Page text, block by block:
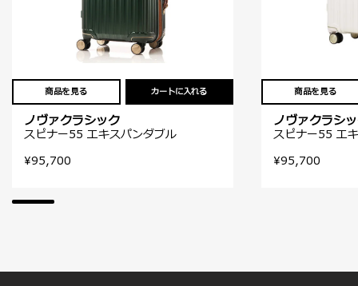
商品を見る カートに入れる
ノヴァクラシック
スピナー55 エキスパンダブル
¥95,700
商品を見る
ノヴァクラシ
スピナー55 エ
¥95,700